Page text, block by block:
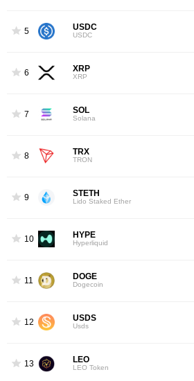
5 USDC
USDC
6 XRP
XRP
7 SOL
Solana
8 TRX
TRON
9 STETH
Lido Staked Ether
10 HYPE
Hyperliquid
11 DOGE
Dogecoin
12 USDS
Usds
13 LEO
LEO Token